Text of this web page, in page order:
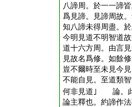
八諦周。於一一諦
爲見諦。見諦周故
知八諦未得周盡。
今明見道不明智道
道十六方周。由言
見故名爲修。如
豈不爾時至未見今
不能自見。至道類
何非見道｣ 論。
論主釋也。約諦作